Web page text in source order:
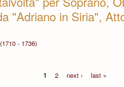
"Adriano in Siria",
- 1736)
1
2 next › last »